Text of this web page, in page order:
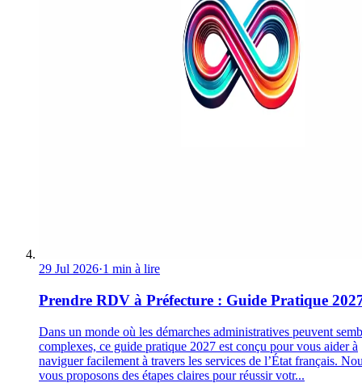
29 Jul 2026·1 min à lire
Prendre RDV à Préfecture : Guide Pratique
Dans un monde où les démarches administratives peuvent
complexes, ce guide pratique 2027 est conçu pour vous aider à
naviguer facilement à travers les services de l’État français.
vous proposons des étapes claires pour réussir votr...